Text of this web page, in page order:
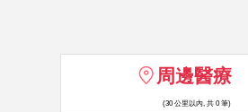
周邊醫療
(30 公里以內, 共 0 筆)